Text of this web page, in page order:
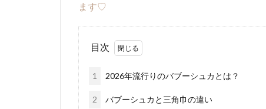
ます♡
目次
1 2026年流行りのバブーシュカとは？
2 バブーシュカと三角巾の違い